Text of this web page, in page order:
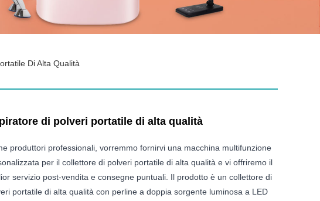
Di Alta Qualità
di polveri portatile di alta qualità
produttori professionali, vorremmo fornirvi una macchina multifunzione
per il collettore di polveri portatile di alta qualità e vi offriremo il
servizio post-vendita e consegne puntuali. Il prodotto è un collettore di
portatile di alta qualità con perline a doppia sorgente luminosa a LED